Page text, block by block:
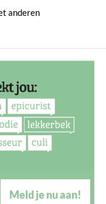
anderen
Meld je nu aan!